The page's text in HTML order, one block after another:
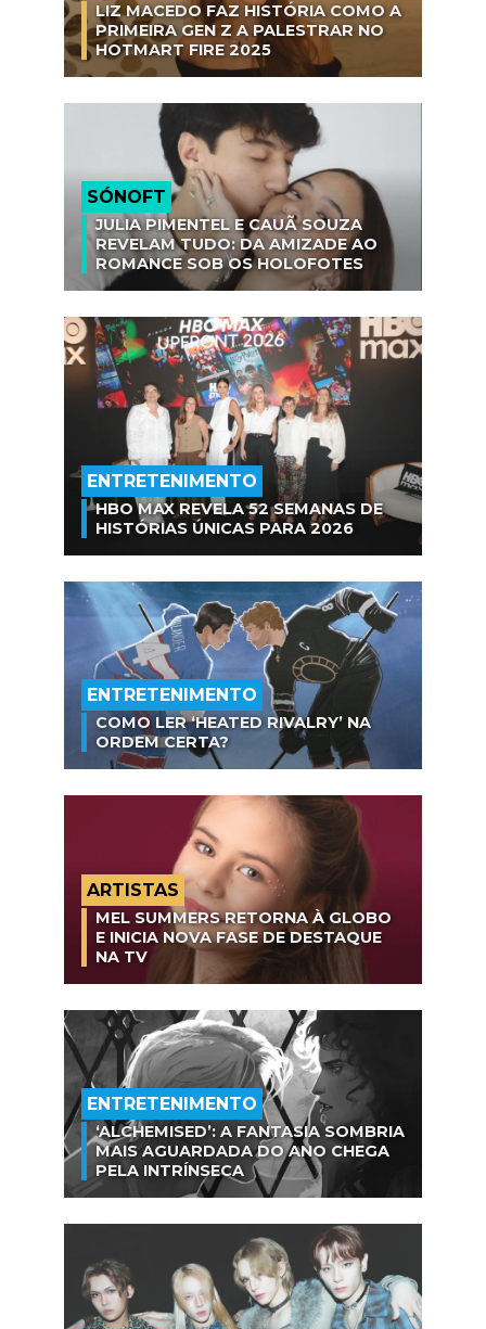
LIZ MACEDO FAZ HISTÓRIA COMO A
PRIMEIRA GEN Z A PALESTRAR NO
HOTMART FIRE 2025
SÓNOFT
JULIA PIMENTEL E CAUÃ SOUZA
REVELAM TUDO: DA AMIZADE AO
ROMANCE SOB OS HOLOFOTES
ENTRETENIMENTO
HBO MAX REVELA 52 SEMANAS DE
HISTÓRIAS ÚNICAS PARA 2026
ENTRETENIMENTO
COMO LER ‘HEATED RIVALRY’ NA
ORDEM CERTA?
ARTISTAS
MEL SUMMERS RETORNA À GLOBO
E INICIA NOVA FASE DE DESTAQUE
NA TV
ENTRETENIMENTO
‘ALCHEMISED’: A FANTASIA SOMBRIA
MAIS AGUARDADA DO ANO CHEGA
PELA INTRÍNSECA